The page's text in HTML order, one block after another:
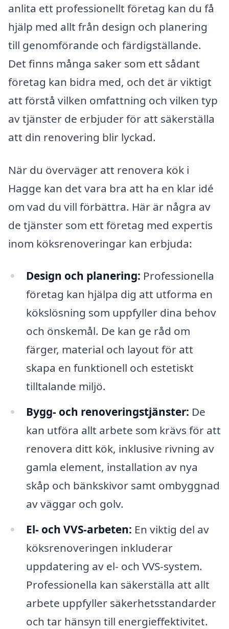
anlita ett professionellt företag kan du få
hjälp med allt från design och planering
till genomförande och färdigställande.
Det finns många saker som ett sådant
företag kan bidra med, och det är viktigt
att förstå vilken omfattning och vilken typ
av tjänster de erbjuder för att säkerställa
att din renovering blir lyckad.
När du överväger att renovera kök i
Hagge kan det vara bra att ha en klar idé
om vad du vill förbättra. Här är några av
de tjänster som ett företag med expertis
inom köksrenoveringar kan erbjuda:
Design och planering: Professionella
företag kan hjälpa dig att utforma en
kökslösning som uppfyller dina behov
och önskemål. De kan ge råd om
färger, material och layout för att
skapa en funktionell och estetiskt
tilltalande miljö.
Bygg- och renoveringstjänster: De
kan utföra allt arbete som krävs för att
renovera ditt kök, inklusive rivning av
gamla element, installation av nya
skåp och bänkskivor samt ombyggnad
av väggar och golv.
El- och VVS-arbeten: En viktig del av
köksrenoveringen inkluderar
uppdatering av el- och VVS-system.
Professionella kan säkerställa att allt
arbete uppfyller säkerhetsstandarder
och tar hänsyn till energieffektivitet.